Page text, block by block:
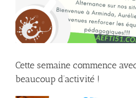
Cette semaine commence
beaucoup d’activité !